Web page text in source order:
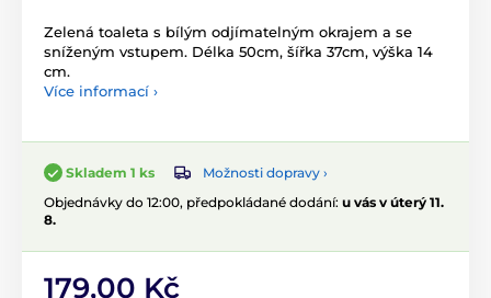
Zelená toaleta s bílým odjímatelným okrajem a se
sníženým vstupem. Délka 50cm, šířka 37cm, výška 14
cm.
Více informací ›
Skladem 1 ks
Možnosti dopravy ›
Objednávky do 12:00, předpokládané dodání: u vás v úterý 11.
8.
179,00 Kč